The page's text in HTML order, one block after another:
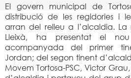
El govern municipal de
distribució de les regidories i
arran del relleu a l’alcaldia.
Lleixà, ha presentat el
acompanyada del primer
Jordan; del segon tinent
Movem Tortosa-PSC, Victor